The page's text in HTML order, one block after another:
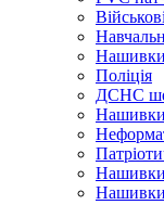
Нашивки
Поліція
ДСНС
Нашивки
Нашивки
Нашивки